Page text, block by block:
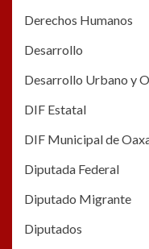
Derechos Humanos
Desarrollo
Desarrollo Urbano y
DIF Estatal
DIF Municipal de
Diputada Federal
Diputado Migrante
Diputados